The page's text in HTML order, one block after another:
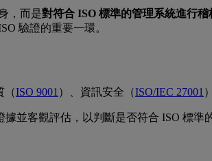
，而是對符合 ISO 標準的管理系統進行稽
驗證的重要一環。
（ISO 9001 ）、資訊安全（ISO/IEC 27001
據並客觀評估，以判斷是否符合 ISO 標準